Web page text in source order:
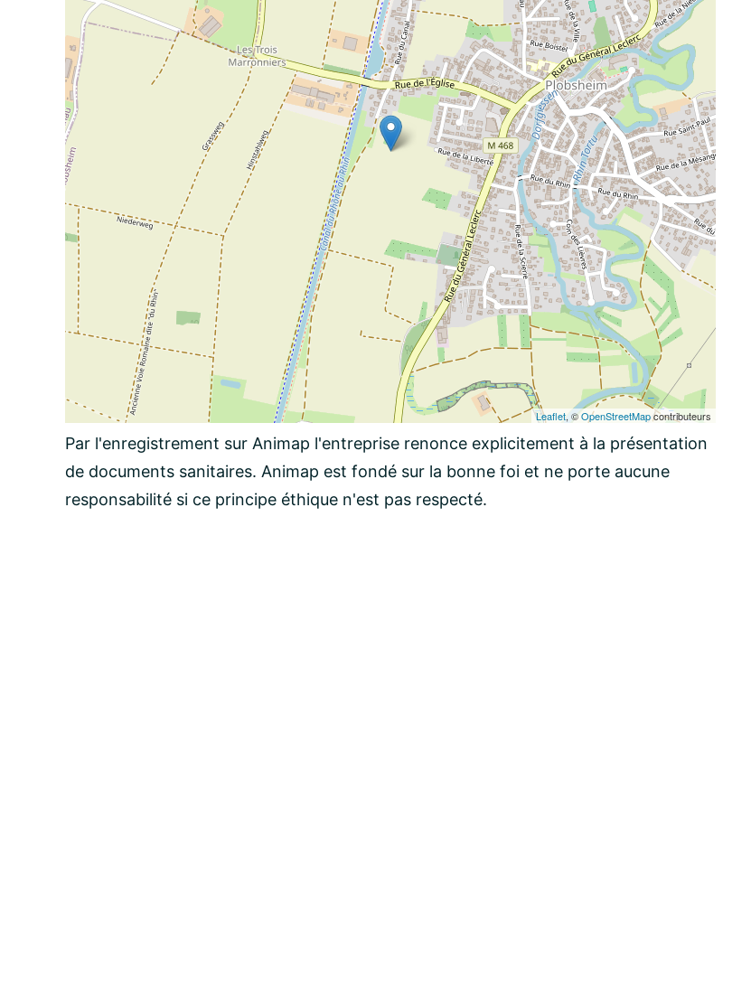
Leaflet, ©OpenStreetMapcontributeurs
Par l'enregistrement sur Animap l'entreprise renonce explicitement à la présentation
de documents sanitaires. Animap est fondé sur la bonne foi et ne porte aucune
responsabilité si ce principe éthique n'est pas respecté.